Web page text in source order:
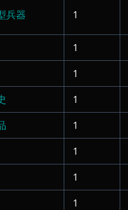
兵器 1
1
1
1
1
1
1
1